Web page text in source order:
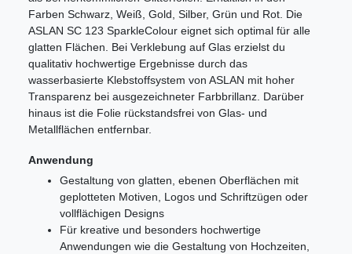
Farben Schwarz, Weiß, Gold, Silber, Grün und Rot. Die
ASLAN SC 123 SparkleColour eignet sich optimal für alle
glatten Flächen. Bei Verklebung auf Glas erzielst du
qualitativ hochwertige Ergebnisse durch das
wasserbasierte Klebstoffsystem von ASLAN mit hoher
Transparenz bei ausgezeichneter Farbbrillanz. Darüber
hinaus ist die Folie rückstandsfrei von Glas- und
Metallflächen entfernbar.
Anwendung
Gestaltung von glatten, ebenen Oberflächen mit
geplotteten Motiven, Logos und Schriftzügen oder
vollflächigen Designs
Für kreative und besonders hochwertige
Anwendungen wie die Gestaltung von Hochzeiten,